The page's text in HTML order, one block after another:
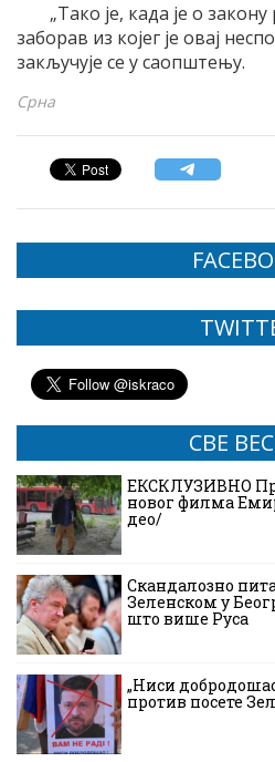
„Tако је, када је о
заборав из којег је овај
закључује се у саопштењу.
Срна
СВЕ
ЕКСКЛУЗИВНО
новог филма
део/
Скандалозно
Зеленском у
што више Руса
„Ниси
против посете